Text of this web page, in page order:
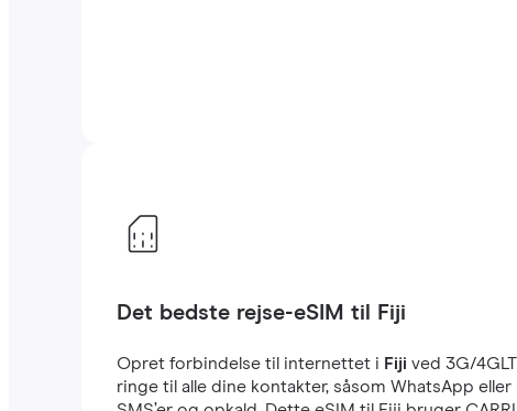
Det bedste rejse-eSIM til Fiji
Opret forbindelse til internettet i Fiji ved 3G/
ringe til alle dine kontakter, såsom WhatsApp